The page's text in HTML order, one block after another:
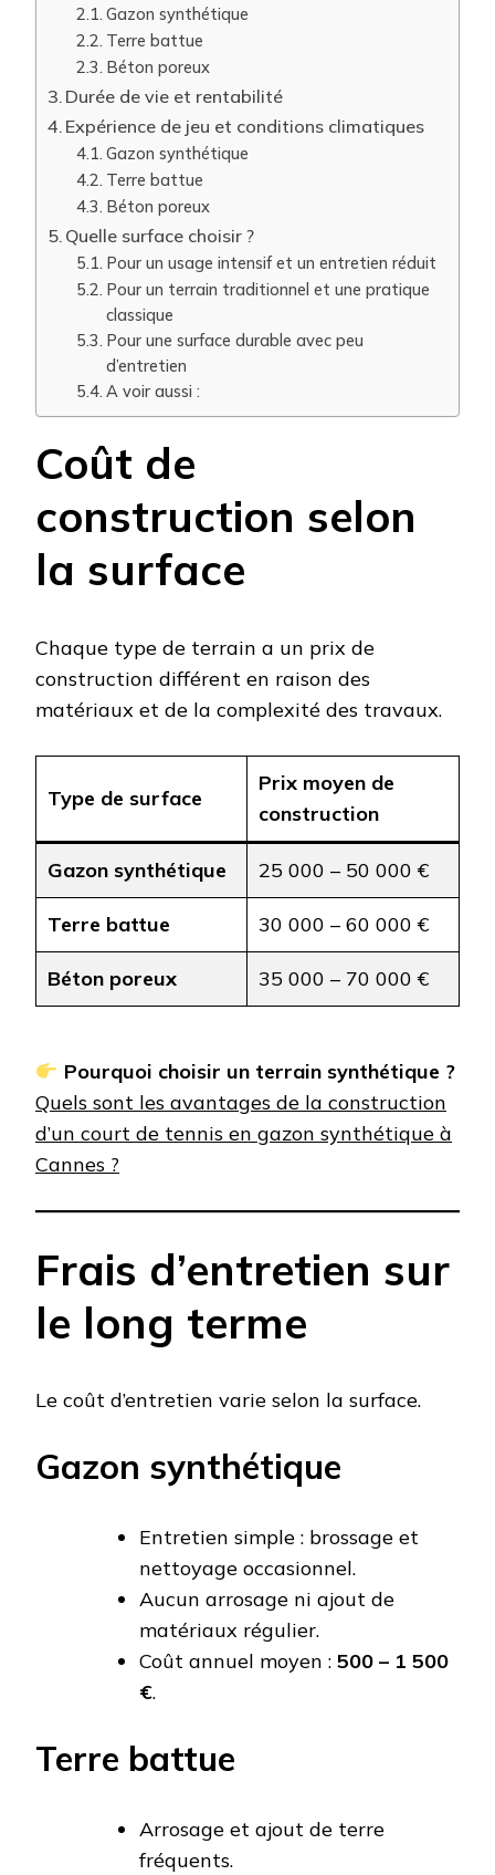
Gazon synthétique
Terre battue
Béton poreux
Durée de vie et rentabilité
Expérience de jeu et conditions climatiques
Gazon synthétique
Terre battue
Béton poreux
Quelle surface choisir ?
Pour un usage intensif et un entretien réduit
Pour un terrain traditionnel et une pratique
classique
Pour une surface durable avec peu
d’entretien
A voir aussi :
Coût de
construction selon
la surface
Chaque type de terrain a un prix de
construction différent en raison des
matériaux et de la complexité des travaux.
Type de surface
Prix moyen de
construction
Gazon synthétique 25 000 – 50 000 €
Terre battue 30 000 – 60 000 €
Béton poreux 35 000 – 70 000 €
Pourquoi choisir un terrain synthétique ?
Quels sont les avantages de la construction
d’un court de tennis en gazon synthétique à
Cannes ?
Frais d’entretien sur
le long terme
Le coût d’entretien varie selon la surface.
Gazon synthétique
Entretien simple : brossage et
nettoyage occasionnel.
Aucun arrosage ni ajout de
matériaux régulier.
Coût annuel moyen : 500 – 1 500
€.
Terre battue
Arrosage et ajout de terre
fréquents.